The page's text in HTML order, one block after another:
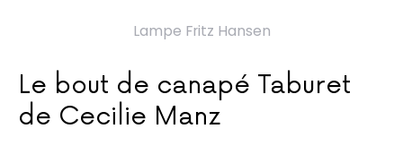
Lampe Fritz Hansen
Le bout de canapé Taburet
de Cecilie Manz